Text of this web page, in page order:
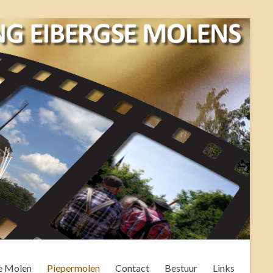
Molen Piepermolen Contact Bestuur Links